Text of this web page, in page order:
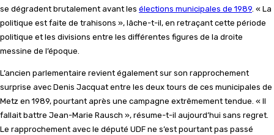
se dégradent brutalement avant les élections municipales de 1989. « La
politique est faite de trahisons », lâche-t-il, en retraçant cette période
politique et les divisions entre les différentes figures de la droite
messine de l’époque.
L’ancien parlementaire revient également sur son rapprochement
surprise avec Denis Jacquat entre les deux tours de ces municipales de
Metz en 1989, pourtant après une campagne extrêmement tendue. « Il
fallait battre Jean-Marie Rausch », résume-t-il aujourd’hui sans regret.
Le rapprochement avec le député UDF ne s’est pourtant pas passé